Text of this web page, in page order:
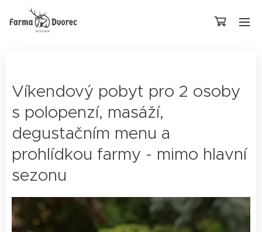
Víkendový pobyt pro 2 osoby
s polopenzí, masáží,
degustačním menu a
prohlídkou farmy - mimo hlavní
sezonu